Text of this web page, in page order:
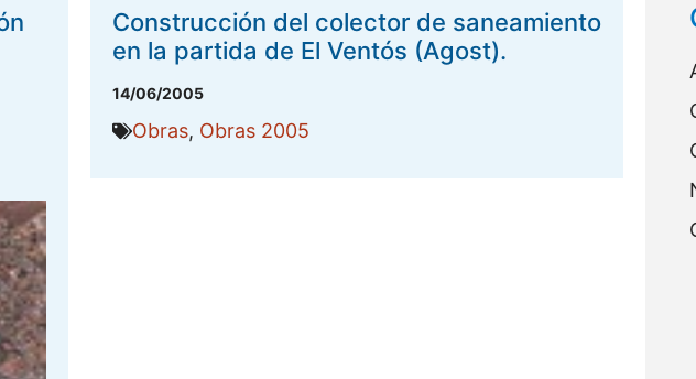
Construcción del colector de saneamiento
en la partida de El Ventós (Agost).
14/06/2005
Obras, Obras 2005